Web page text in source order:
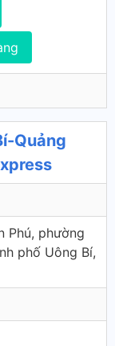
Quảng
Phú, phường
phố Uông Bí,